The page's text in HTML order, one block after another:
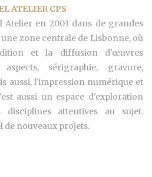
ATELIER CPS
Atelier en 2003 dans de grandes
zone centrale de Lisbonne, où
et la diffusion d'œuvres
sérigraphie, gravure,
aussi, l'impression numérique et
aussi un espace d'exploration
disciplines attentives au sujet.
nouveaux projets.